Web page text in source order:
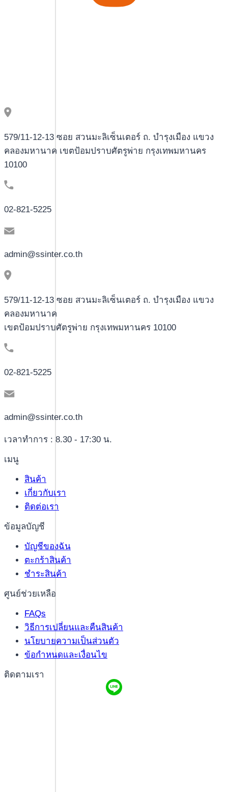
579/11-12-13 ซอย สวนมะลิเซ็นเตอร์ ถ. บำรุงเมือง แขวง
คลองมหานาค เขตป้อมปราบศัตรูพ่าย กรุงเทพมหานคร
10100
02-821-5225
admin@ssinter.co.th
579/11-12-13 ซอย สวนมะลิเซ็นเตอร์ ถ. บำรุงเมือง แขวง
คลองมหานาค
เขตป้อมปราบศัตรูพ่าย กรุงเทพมหานคร 10100
02-821-5225
admin@ssinter.co.th
เวลาทำการ : 8.30 - 17:30 น.
เมนู
สินค้า
เกี่ยวกับเรา
ติดต่อเรา
ข้อมูลบัญชี
บัญชีของฉัน
ตะกร้าสินค้า
ชำระสินค้า
ศูนย์ช่วยเหลือ
FAQs
วิธีการเปลี่ยนและคืนสินค้า
นโยบายความเป็นส่วนตัว
ข้อกำหนดและเงื่อนไข
ติดตามเรา